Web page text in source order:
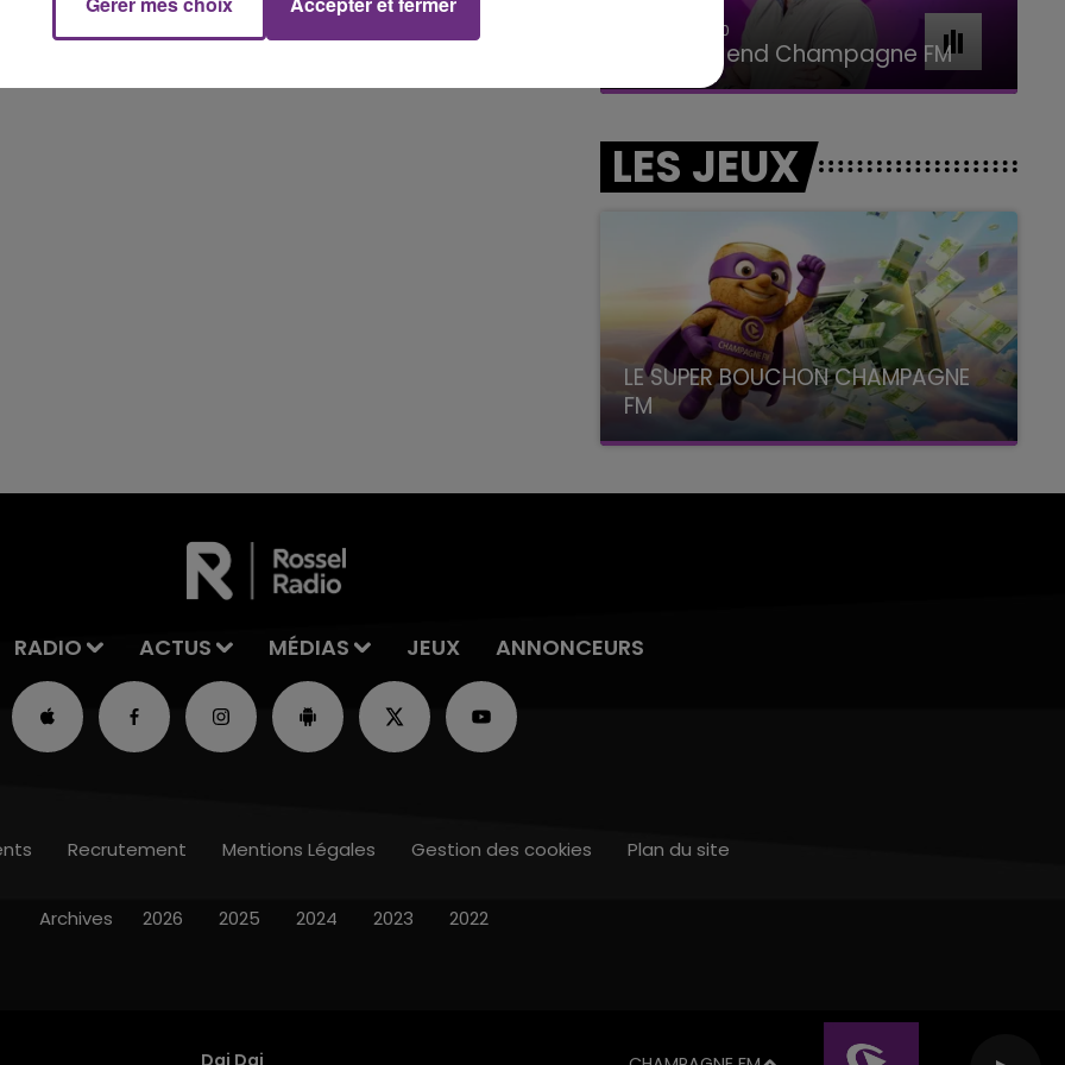
16h00 - 20h00
Le Week-end Champagne FM
LES JEUX
LE SUPER BOUCHON CHAMPAGNE
FM
avec La Famille Champagne FM, à 8H10
RADIO ACTUS MÉDIAS JEUX ANNONCEURS
Dai Dai
Recrutement Mentions Légales Gestion des cookies Plan du site
Archives 2026 2025 2024 2023 2022